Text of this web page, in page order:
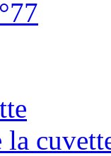
la